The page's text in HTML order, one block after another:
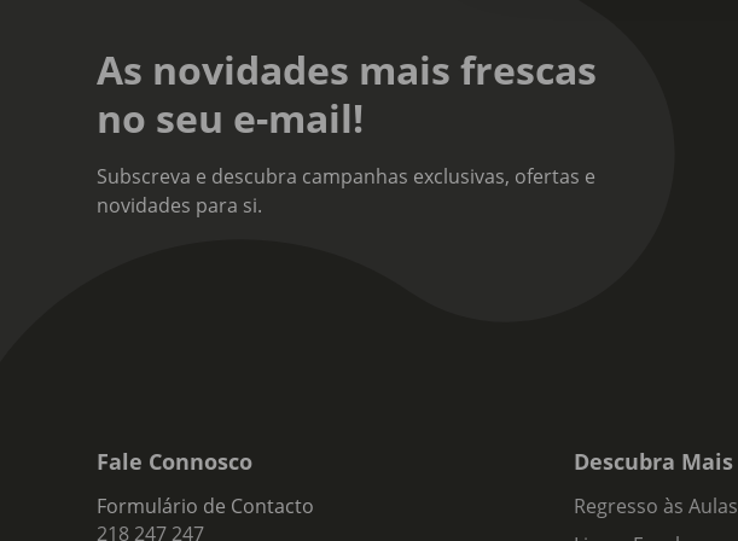
As novidades mais frescas
no seu e-mail!
Subscreva e descubra campanhas exclusivas, ofertas e
novidades para si.
Fale Connosco
Formulário de Contacto
218 247 247
Descubra Mais
Regresso às Aulas